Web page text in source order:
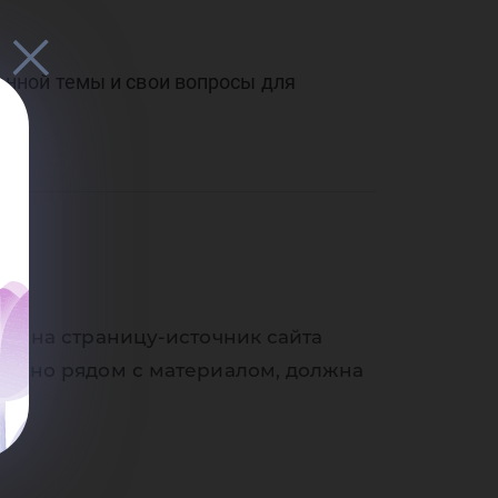
темы и свои вопросы для
на страницу-источник сайта
рядом с материалом, должна